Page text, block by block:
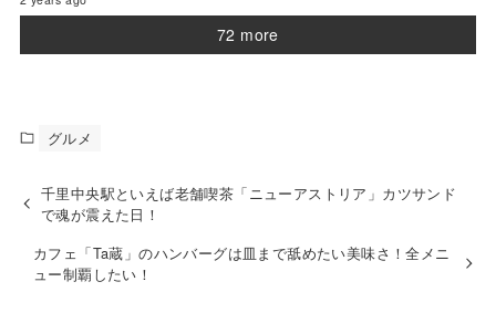
72 more
グルメ
千里中央駅といえば老舗喫茶「ニューアストリア」カツサンド
で魂が震えた日！
カフェ「Ta蔵」のハンバーグは皿まで舐めたい美味さ！全メニ
ュー制覇したい！